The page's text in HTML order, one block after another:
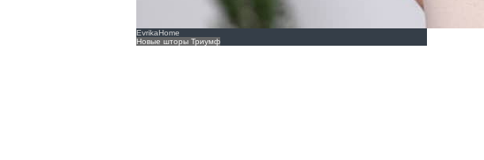
EvrikaHome
Новые шторы Триумф